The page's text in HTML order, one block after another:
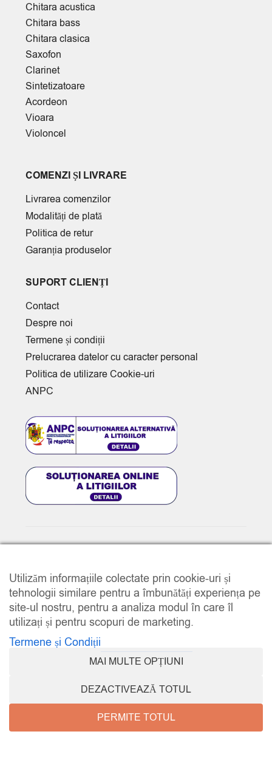
Chitara acustica
Chitara bass
Chitara clasica
Saxofon
Clarinet
Sintetizatoare
Acordeon
Vioara
Violoncel
COMENZI ȘI LIVRARE
Livrarea comenzilor
Modalități de plată
Politica de retur
Garanția produselor
SUPORT CLIENȚI
Contact
Despre noi
Termene și condiții
Prelucrarea datelor cu caracter personal
Politica de utilizare Cookie-uri
ANPC
Utilizăm informațiile colectate prin cookie-uri și
tehnologii similare pentru a îmbunătăți experiența pe
site-ul nostru, pentru a analiza modul în care îl
utilizați și pentru scopuri de marketing.
Termene și Condiții
MAI MULTE OPȚIUNI
DEZACTIVEAZĂ TOTUL
PERMITE TOTUL
COMPARE (0)
COMPARE